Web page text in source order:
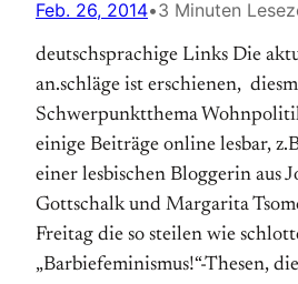
Feb. 26, 2014•3 Minuten
deutschsprachige Links Die
an.schläge ist erschienen,
Schwerpunktthema
einige Beiträge online lesbar,
einer lesbischen Bloggerin aus
Gottschalk und Margarita
Freitag die so steilen wie
„Barbiefeminismus!“-Thesen,